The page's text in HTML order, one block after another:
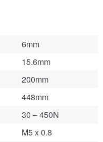
6mm
15.6mm
200mm
448mm
30 – 450N
M5 x 0.8